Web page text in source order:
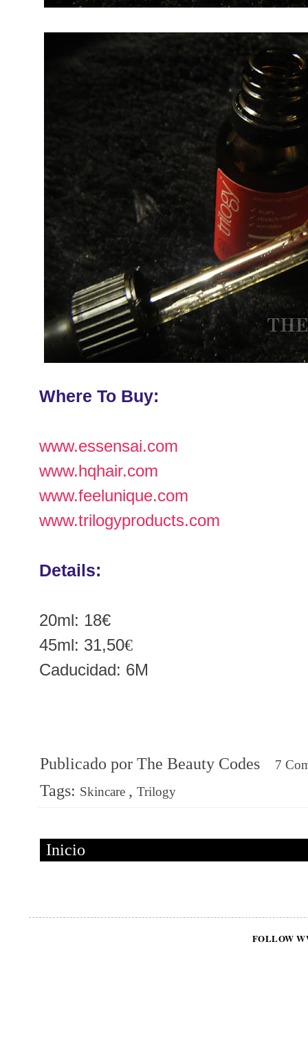
Where To Buy:
www.essensai.com
www.hqhair.com
www.feelunique.com
www.trilogyproducts.com
Details:
20ml: 18€
45ml: 31,50€
Caducidad: 6M
Publicado porThe Beauty Codes 7
Tags: Skincare ,Trilogy
Inicio
FOLLOW